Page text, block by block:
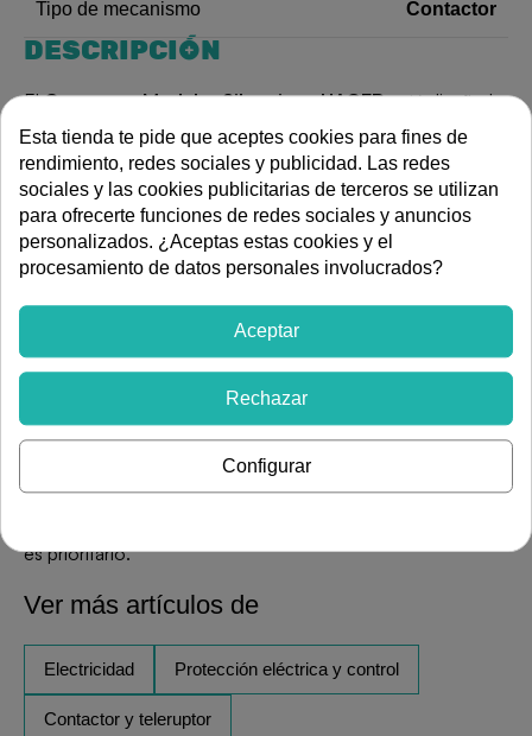
Tipo de mecanismo Contactor
DESCRIPCIÓN
ElContactor Modular Silencioso HAGERestá diseñado
para proporcionar el máximo confort acústico en
viviendas y oficinas. Su mecanismo especial minimiza el
ruido de conmutación sin comprometer la capacidad de
control de cargas grandes.
Modelos silenciosos disponibles:
40 Amperios (Ref. 0074072800)
Ventaja Principal:Operación prácticamente inaudible,
perfecta para salones o dormitorios.
Características:2 contactos Normalmente Abiertos
(2NA) y bobina de control de 230V AC.
Instalación sencilla en Carril DIN. Seleccione la versión
es prioritario.
Ver más artículos de
Electricidad Protección eléctrica y control
Contactor y teleruptor
Esta tienda te pide que aceptes cookies para fines de
rendimiento, redes sociales y publicidad. Las redes
sociales y las cookies publicitarias de terceros se utilizan
para ofrecerte funciones de redes sociales y anuncios
personalizados. ¿Aceptas estas cookies y el
procesamiento de datos personales involucrados?
Aceptar
Rechazar
Configurar